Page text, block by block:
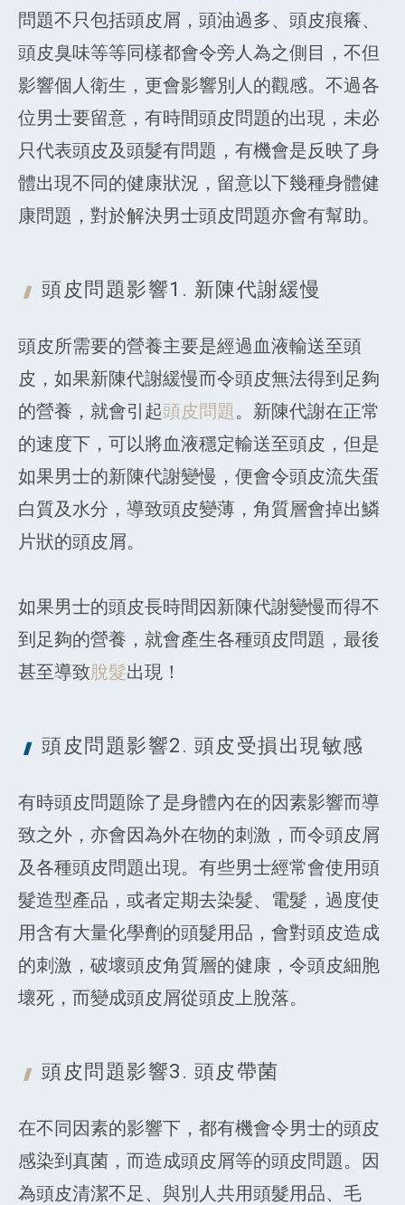
問題不只包括頭皮屑，頭油過多、頭皮痕癢、
頭皮臭味等等同樣都會令旁人為之側目，不但
影響個人衛生，更會影響別人的觀感。不過各
位男士要留意，有時間頭皮問題的出現，未必
只代表頭皮及頭髮有問題，有機會是反映了身
體出現不同的健康狀況，留意以下幾種身體健
康問題，對於解決男士頭皮問題亦會有幫助。
頭皮問題影響1. 新陳代謝緩慢
頭皮所需要的營養主要是經過血液輸送至頭
皮，如果新陳代謝緩慢而令頭皮無法得到足夠
的營養，就會引起頭皮問題。新陳代謝在正常
的速度下，可以將血液穩定輸送至頭皮，但是
如果男士的新陳代謝變慢，便會令頭皮流失蛋
白質及水分，導致頭皮變薄，角質層會掉出鱗
片狀的頭皮屑。
如果男士的頭皮長時間因新陳代謝變慢而得不
到足夠的營養，就會產生各種頭皮問題，最後
甚至導致脫髮出現！
頭皮問題影響2. 頭皮受損 出現敏感
有時頭皮問題除了是身體內在的因素影響而導
致之外，亦會因為外在物的刺激，而令頭皮屑
及各種頭皮問題出現。有些男士經常會使用頭
髮造型產品，或者定期去染髮、電髮，過度使
用含有大量化學劑的頭髮用品，會對頭皮造成
的刺激，破壞頭皮角質層的健康，令頭皮細胞
壞死，而變成頭皮屑從頭皮上脫落。
頭皮問題影響3. 頭皮帶菌
在不同因素的影響下，都有機會令男士的頭皮
感染到真菌，而造成頭皮屑等的頭皮問題。因
為頭皮清潔不足、與別人共用頭髮用品、毛